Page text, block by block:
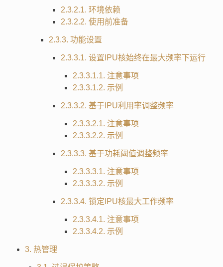
2.3.2.1. 环境依赖
2.3.2.2. 使用前准备
2.3.3. 功能设置
2.3.3.1. 设置IPU核始终在最大频率下运行
2.3.3.1.1. 注意事项
2.3.3.1.2. 示例
2.3.3.2. 基于IPU利用率调整频率
2.3.3.2.1. 注意事项
2.3.3.2.2. 示例
2.3.3.3. 基于功耗阈值调整频率
2.3.3.3.1. 注意事项
2.3.3.3.2. 示例
2.3.3.4. 锁定IPU核最大工作频率
2.3.3.4.1. 注意事项
2.3.3.4.2. 示例
3. 热管理